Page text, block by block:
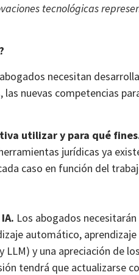
tecnológicas
necesitan
nuevas competencias
utilizar y para qué
jurídicas ya
caso en función del
Los abogados
automático,
y una apreciación de
tendrá que actualizarse